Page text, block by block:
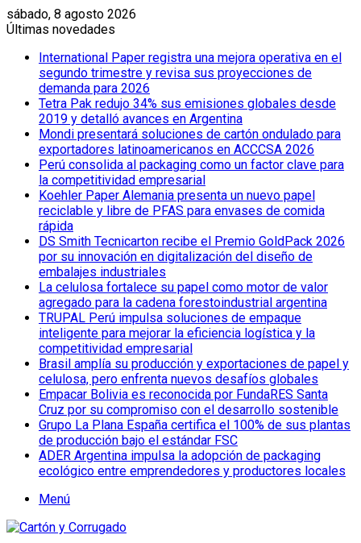
sábado, 8 agosto 2026
Últimas novedades
International Paper registra una mejora operativa en el
segundo trimestre y revisa sus proyecciones de
demanda para 2026
Tetra Pak redujo 34% sus emisiones globales desde
2019 y detalló avances en Argentina
Mondi presentará soluciones de cartón ondulado para
exportadores latinoamericanos en ACCCSA 2026
Perú consolida al packaging como un factor clave para
la competitividad empresarial
Koehler Paper Alemania presenta un nuevo papel
reciclable y libre de PFAS para envases de comida
rápida
DS Smith Tecnicarton recibe el Premio GoldPack 2026
por su innovación en digitalización del diseño de
embalajes industriales
La celulosa fortalece su papel como motor de valor
agregado para la cadena forestoindustrial argentina
TRUPAL Perú impulsa soluciones de empaque
inteligente para mejorar la eficiencia logística y la
competitividad empresarial
Brasil amplía su producción y exportaciones de papel y
celulosa, pero enfrenta nuevos desafíos globales
Empacar Bolivia es reconocida por FundaRES Santa
Cruz por su compromiso con el desarrollo sostenible
Grupo La Plana España certifica el 100% de sus plantas
de producción bajo el estándar FSC
ADER Argentina impulsa la adopción de packaging
ecológico entre emprendedores y productores locales
Menú